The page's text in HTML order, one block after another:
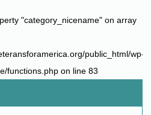
"category_nicename" on array
public_html/wp-
functions.php on line 83